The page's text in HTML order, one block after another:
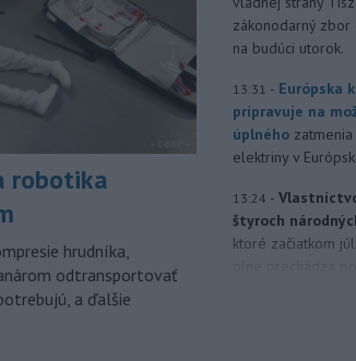
robotika
hrudníka,
odtransportovať
a ďalšie
zákonodarný
na budúci utorok.
13:31 - Európska
pripravuje na
úplného
elektriny v
13:24 -
štyroch
ktoré začiatkom